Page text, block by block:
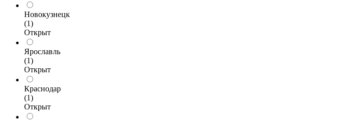
Новокузнецк
(1)
Открыт
Ярославль
(1)
Открыт
Краснодар
(1)
Открыт